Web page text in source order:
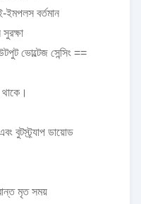
ইমপলস বর্তমান
ভোল্টেজ সেন্সিং ==
বুটস্ট্র্যাপ ডায়োড
মৃত সময়